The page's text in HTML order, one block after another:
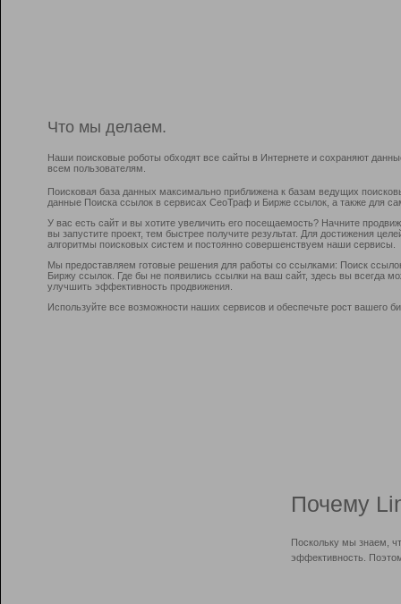
Что мы делаем.
Наши поисковые роботы обходят все сайты в Интернете и сохраняют
всем пользователям.
Поисковая база данных максимально приближена к базам ведущих
данные Поиска ссылок в сервисах СеоТраф и Бирже ссылок, а также для
У вас есть сайт и вы хотите увеличить его посещаемость? Начните
вы запустите проект, тем быстрее получите результат. Для достижения
алгоритмы поисковых систем и постоянно совершенствуем наши сервисы.
Мы предоставляем готовые решения для работы со ссылками: Поиск
Биржу ссылок. Где бы не появились ссылки на ваш сайт, здесь вы всегда
улучшить эффективность продвижения.
Используйте все возможности наших сервисов и обеспечьте рост вашего
Почему
Поскольку мы знаем,
эффективность.